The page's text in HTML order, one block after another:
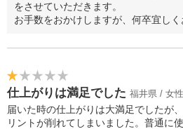
をさせていただきます。
お手数をおかけしますが、何卒宜しく
仕上がりは満足でした 福井県 / 女
届いた時の仕上がりは大満足でしたが
リントが削れてしまいました。普通に